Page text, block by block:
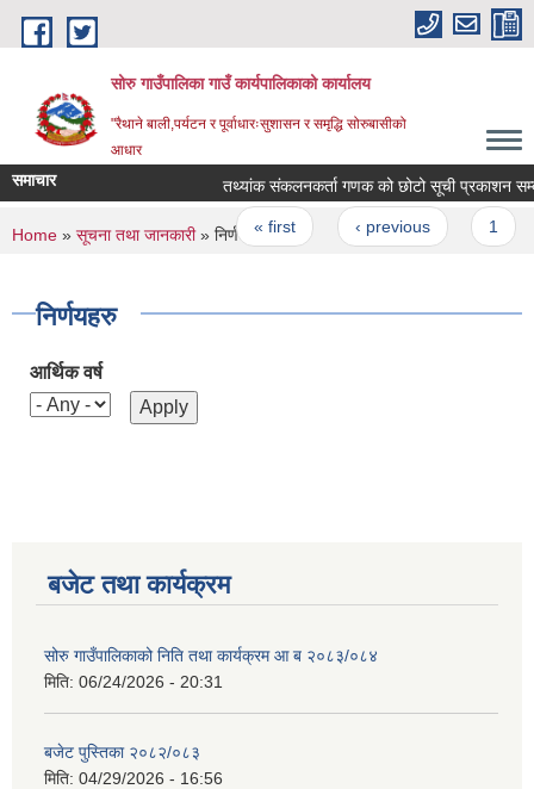
Skip to main content
सोरु गाउँपालिका गाउँ कार्यपालिकाको कार्यालय
"रैथाने बाली,पर्यटन र पूर्वाधारःसुशासन र समृद्धि सोरुबासीको
आधार
समाचार तथ्यांक संकलनकर्ता गणक को छोटो सूची प्रकाशन
Pages
« first ‹ previous
You are here
Home » सूचना तथा जानकारी» निर्णयहरु
निर्णयहरु
आर्थिक वर्ष
बजेट तथा कार्यक्रम
सोरु गाउँपालिकाको निति तथा कार्यक्रम आ ब २०८३/०८४
मिति: 06/24/2026 - 20:31
बजेट पुस्तिका २०८२/०८३
मिति: 04/29/2026 - 16:56